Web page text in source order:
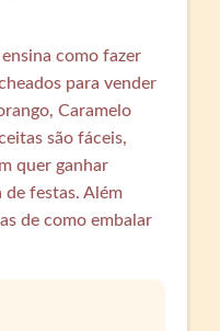
como fazer
para vender
Caramelo
são fáceis,
quer ganhar
festas. Além
de como embalar